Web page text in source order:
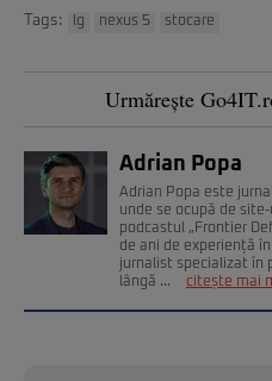
Tags: lg nexus 5 stocare
Urmărește
Adrian Popa
Adrian Popa este
unde se ocupă de
podcastul „Frontier
de ani de experiență
jurnalist specializat în
lângă ...
citește mai